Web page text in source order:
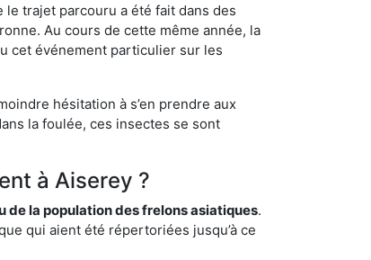
le trajet parcouru a été fait dans des
Au cours de cette même année, la
cet événement particulier sur les
hésitation à s’en prendre aux
la foulée, ces insectes se sont
à Aiserey ?
de la population des frelons asiatiques.
qui aient été répertoriées jusqu’à ce